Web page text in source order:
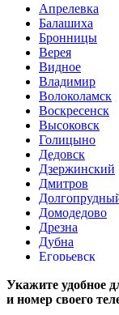
Апрелевка
Балашиха
Бронницы
Верея
Видное
Владимир
Волоколамск
Воскресенск
Высоковск
Голицыно
Дедовск
Дзержинский
Дмитров
Домодедово
Дрезна
Дубна
Егорьевск
Жуковский
Зарайск
Укажите удобное
и номер своего